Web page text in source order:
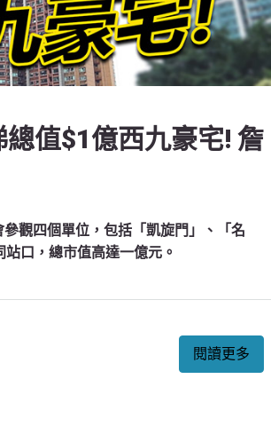
總值$1億西九豪宅! 詹
觀四個單位，包括「凱旋門」、「名
口，總市值高達一億元。
閱讀更多